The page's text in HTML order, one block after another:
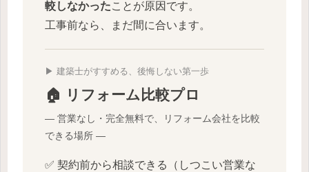
較しなかったことが原因です。
工事前なら、まだ間に合います。
▶ 建築士がすすめる、後悔しない第一歩
🏠 リフォーム比較プロ
― 営業なし・完全無料で、リフォーム会社を比較
できる場所 ―
✅ 契約前から相談できる（しつこい営業な